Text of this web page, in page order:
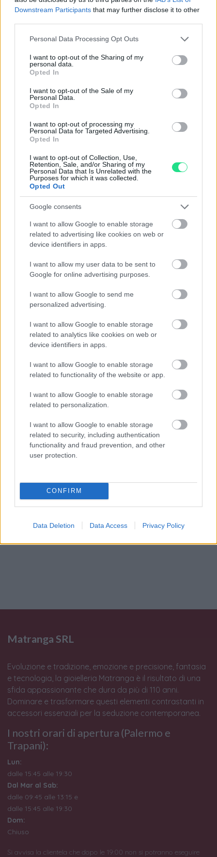
Downstream Participants that may further disclose it to other
Please note that this website/app uses one or more Google
not limited to your visit or usage behaviour. You may click to
grant or deny consent to Google and its third-party tags to
use your data for below specified purposes in below Google
consent section.
Personal Data Processing Opt Outs
I want to opt-out of the Sharing of my
personal data.
Opted In
I want to opt-out of the Sale of my
Personal Data.
Opted In
I want to opt-out of processing my
Personal Data for Targeted Advertising.
Opted In
I want to opt-out of Collection, Use,
Retention, Sale, and/or Sharing of my
Personal Data that Is Unrelated with the
Purposes for which it was collected.
Opted Out
Google consents
I want to allow Google to enable storage
related to advertising like cookies on web or
device identifiers in apps.
I want to allow my user data to be sent to
Google for online advertising purposes.
I want to allow Google to send me
personalized advertising.
I want to allow Google to enable storage
related to analytics like cookies on web or
device identifiers in apps.
I want to allow Google to enable storage
related to functionality of the website or app.
I want to allow Google to enable storage
related to personalization.
I want to allow Google to enable storage
related to security, including authentication
functionality and fraud prevention, and other
user protection.
CONFIRM
Data Deletion Data Access Privacy Policy
Reso facile e gratuitoentro 28 giorni.
Spedizione gratuita
per ordini superiori a 150 euro.
all'acquisto.
Contattaci per richiedere maggiori
informazioni o prenotare una
videochiamata:
Cognome e Nome
Numero di telefono
*
trattamento dati
personali *
Caratteristiche: Orecchini Perle -
Perle
Matranga SRL
Evoluzione e tradizione, emozione e precisione, fantasia
e tecnologia, la gioielleria Matranga è il risultato di una
sfida appassionante che dura da più di 110 anni.
Dominare e trasformare questi elementi contrastanti in
accessori essenziali per la seduzione contemporanea.
I nostri orari di apertura (Palermo e
Trapani):
Lun:
dalle 15:45 alle 19:30
Dal Mar al Sab:
dalle 09:45 alle 13:15 e
dalle 15:45 alle 19:30
Dom:
Chiuso
Si avvisa la clientela che dopo le 19:00 non si potranno eseguire